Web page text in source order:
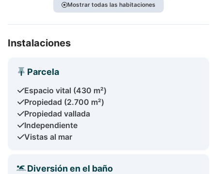
Mostrar todas las habitaciones
Instalaciones
Parcela
Espacio vital (430 m²)
Propiedad (2.700 m²)
Propiedad vallada
Independiente
Vistas al mar
Diversión en el baño